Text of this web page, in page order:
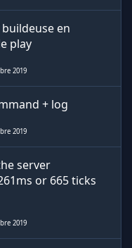
en
play
2019
+ log
2019
server
or 665 ticks
2019